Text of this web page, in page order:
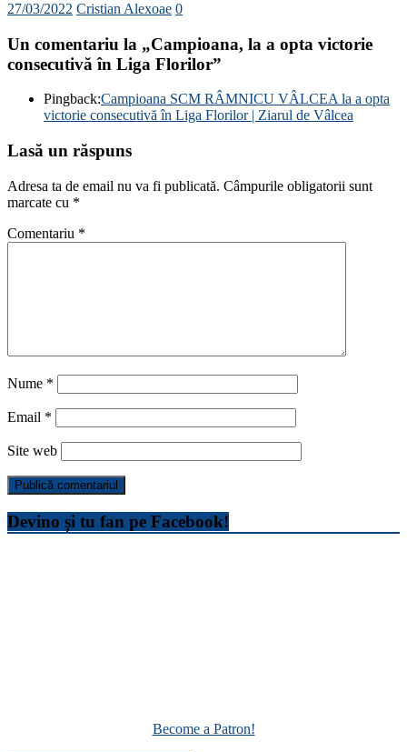
27/03/2022 Cristian Alexoae 0
Un comentariu la „Campioana, la a opta victorie
consecutivă în Liga Florilor”
Pingback:Campioana SCM RÂMNICU VÂLCEA la a opta
victorie consecutivă în Liga Florilor | Ziarul de Vâlcea
Lasă un răspuns
Adresa ta de email nu va fi publicată. Câmpurile obligatorii sunt
marcate cu *
Comentariu *
Nume *
Email *
Site web
Devino și tu fan pe Facebook!
Become a Patron!